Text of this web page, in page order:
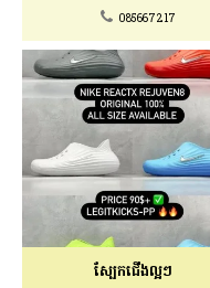
085667217
ស្បែកជើងល្អៗ